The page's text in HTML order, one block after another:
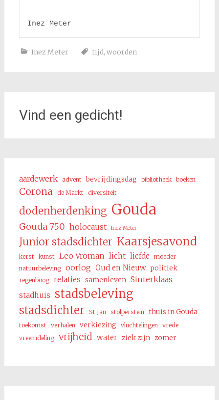
Inez Meter tijd, woorden
Vind een gedicht!
aardewerk advent bevrijdingsdag bibliotheek boeken
Corona de Markt diversiteit
dodenherdenking Gouda
Gouda 750 holocaust Inez Meter
Junior stadsdichter Kaarsjesavond
kerst kunst Leo Vroman licht liefde
moeder
natuurbeleving
oorlog Oud en Nieuw politiek
regenboog relaties samenleven Sinterklaas
stadhuis stadsbeleving
stadsdichter St Jan stolperstein thuis in Gouda
toekomst verhalen verkiezing vluchtelingen
vrede
vreemdeling
vrijheid water ziek zijn zomer